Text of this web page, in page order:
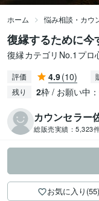
ホーム 悩み相談・カウ
復縁するために今
復縁カテゴリNo.1プロ
評価 4.9(10)
残り 2枠 / お願い中：
カウンセラー
総販売実績： 5,323
お気に入り(55)